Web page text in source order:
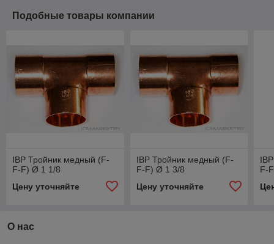
Подобные товары компании
IBP Тройник медный (F-
F-F) Ø 1 1/8
Цену уточняйте
IBP Тройник медный (F-
F-F) Ø 1 3/8
Цену уточняйте
F-
О нас